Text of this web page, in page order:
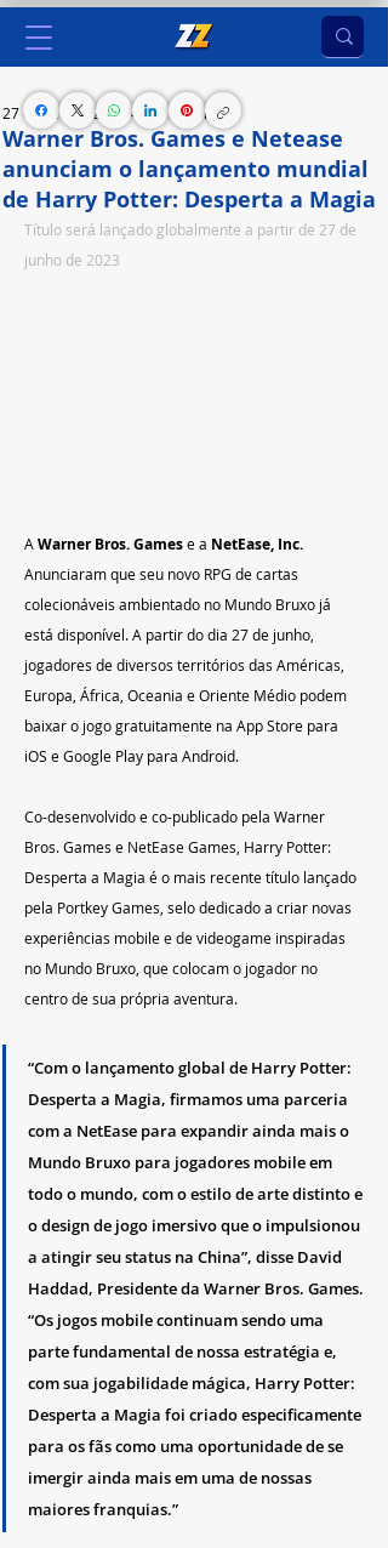
Warner Bros. Games e Netease
anunciam o lançamento mundial
de Harry Potter: Desperta a Magia
27 de jun. de 2023 4 min de leitura
Título será lançado globalmente a partir de 27 de
junho de 2023
A Warner Bros. Games e a NetEase, Inc.
Anunciaram que seu novo RPG de cartas
colecionáveis ambientado no Mundo Bruxo já
está disponível. A partir do dia 27 de junho,
jogadores de diversos territórios das Américas,
Europa, África, Oceania e Oriente Médio podem
baixar o jogo gratuitamente na App Store para
iOS e Google Play para Android.
Co-desenvolvido e co-publicado pela Warner
Bros. Games e NetEase Games, Harry Potter:
Desperta a Magia é o mais recente título lançado
pela Portkey Games, selo dedicado a criar novas
experiências mobile e de videogame inspiradas
no Mundo Bruxo, que colocam o jogador no
centro de sua própria aventura.
“Com o lançamento global de Harry Potter:
Desperta a Magia, firmamos uma parceria
com a NetEase para expandir ainda mais o
Mundo Bruxo para jogadores mobile em
todo o mundo, com o estilo de arte distinto e
o design de jogo imersivo que o impulsionou
a atingir seu status na China”, disse David
Haddad, Presidente da Warner Bros. Games.
“Os jogos mobile continuam sendo uma
parte fundamental de nossa estratégia e,
com sua jogabilidade mágica, Harry Potter:
Desperta a Magia foi criado especificamente
para os fãs como uma oportunidade de se
imergir ainda mais em uma de nossas
maiores franquias.”